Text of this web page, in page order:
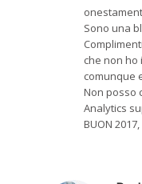
Sono una
che non ho
comunque
Non posso
Analytics
BUON